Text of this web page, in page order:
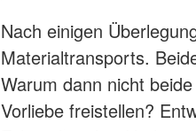
Nach einigen
Materialtransports.
Warum dann nicht
Vorliebe freistellen?